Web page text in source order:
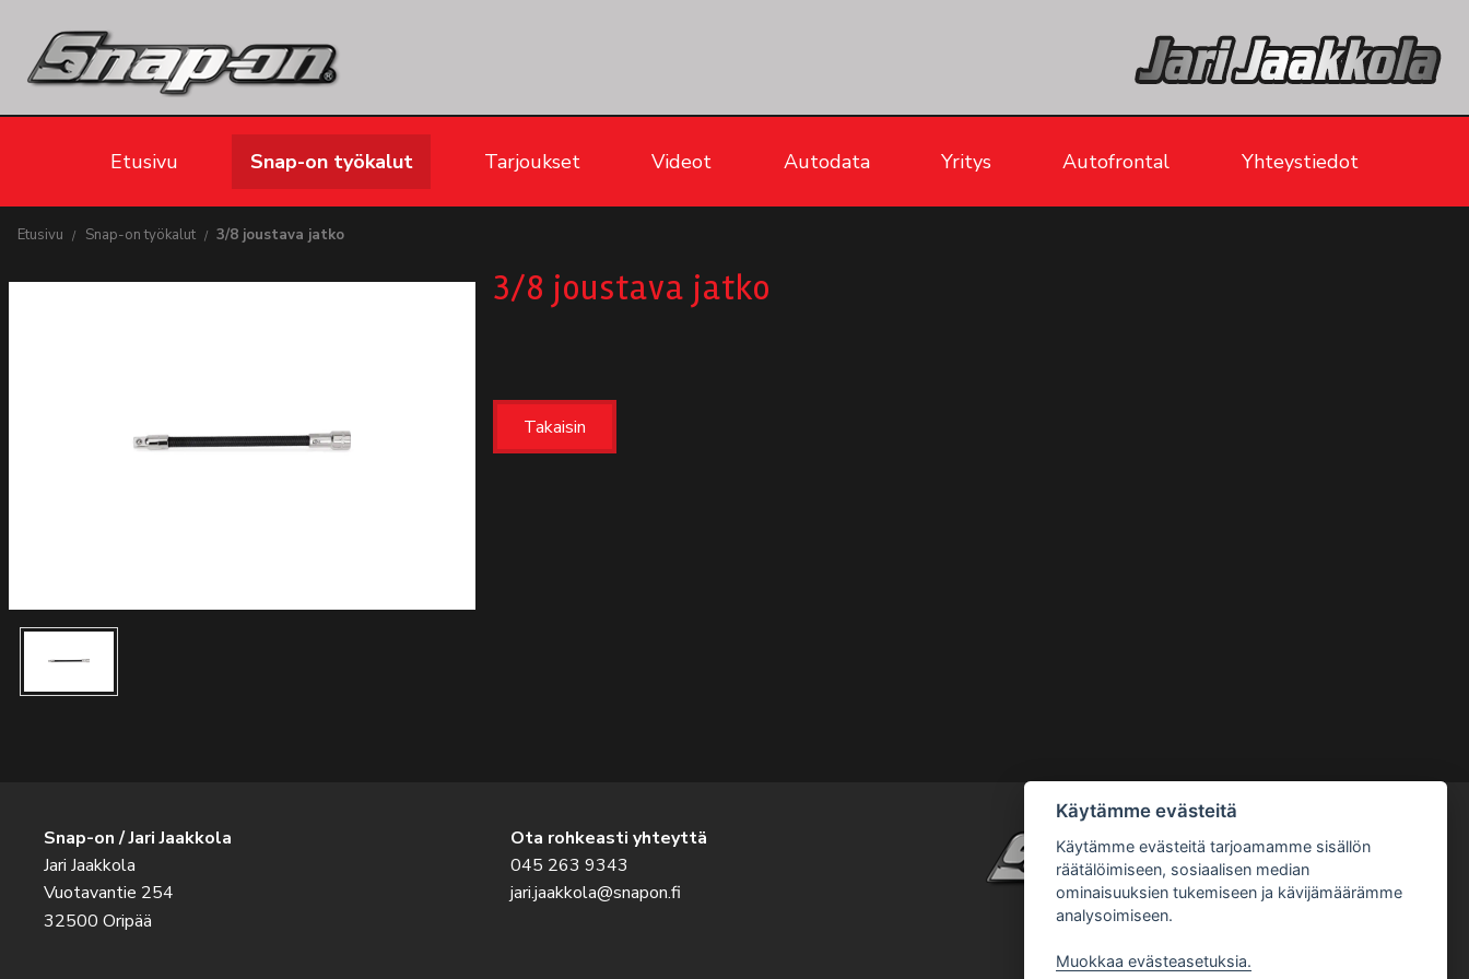
Etusivu Snap-on työkalut Tarjoukset Videot Autodata Yritys Autofrontal Yhteystiedot
Etusivu Snap-on työkalut 3/8 joustava jatko
3/8 joustava jatko
Takaisin
Snap-on / Jari Jaakkola
Jari Jaakkola
Vuotavantie 254
32500 Oripää
Ota rohkeasti yhteyttä
045 263 9343
jari.jaakkola@snapon.fi
Käytämme evästeitä
Käytämme evästeitä tarjoamamme sisällön
räätälöimiseen, sosiaalisen median
ominaisuuksien tukemiseen ja kävijämäärämme
analysoimiseen.
Muokkaa evästeasetuksia.